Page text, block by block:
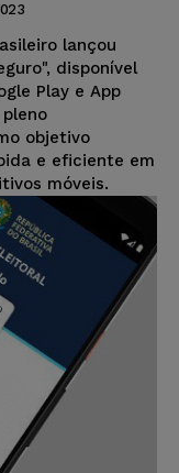
lançou
disponível
Play e App
objetivo
e eficiente em
móveis.